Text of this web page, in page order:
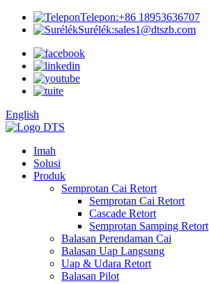
Telepon:+86 18953636707
Surélék:sales1@dtszb.com
English
Imah
Solusi
Produk
Semprotan Cai Retort
Semprotan Cai Retort
Cascade Retort
Semprotan Samping Retort
Balasan Perendaman Cai
Balasan Uap Langsung
Uap & Udara Retort
Balasan Pilot